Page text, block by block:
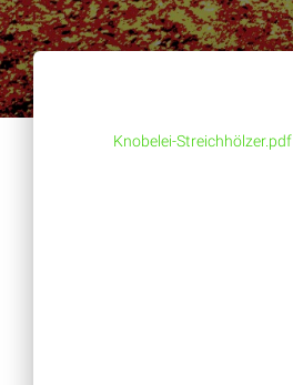
Knobelei-Streichhölzer.pdf